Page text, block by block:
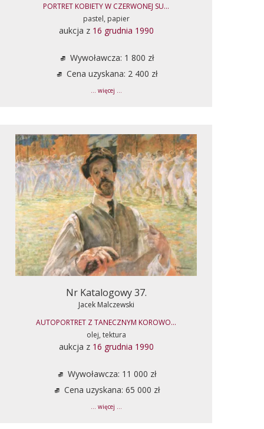
PORTRET KOBIETY W CZERWONEJ SU...
pastel, papier
aukcja z 16 grudnia 1990
Wywoławcza: 1 800 zł
Cena uzyskana: 2 400 zł
... więcej ...
Nr Katalogowy 37.
Jacek Malczewski
AUTOPORTRET Z TANECZNYM KOROWO...
olej, tektura
aukcja z 16 grudnia 1990
Wywoławcza: 11 000 zł
Cena uzyskana: 65 000 zł
... więcej ...